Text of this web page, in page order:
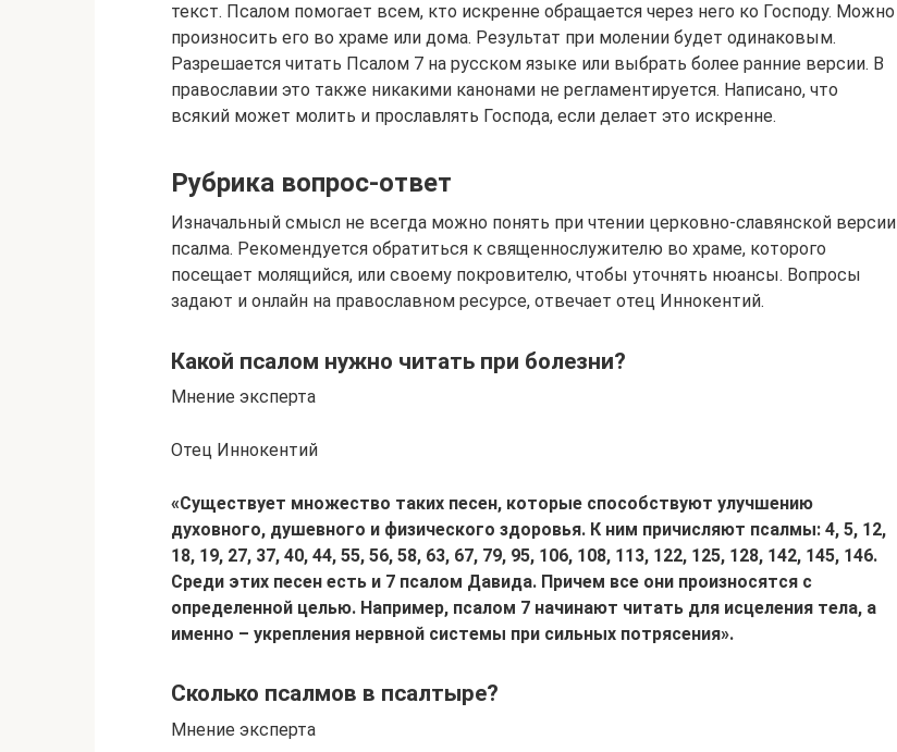
текст. Псалом помогает всем, кто искренне обращается через него ко Господу. Можно
произносить его во храме или дома. Результат при молении будет одинаковым.
Разрешается читать Псалом 7 на русском языке или выбрать более ранние версии. В
православии это также никакими канонами не регламентируется. Написано, что
всякий может молить и прославлять Господа, если делает это искренне.
Рубрика вопрос-ответ
Изначальный смысл не всегда можно понять при чтении церковно-славянской версии
псалма. Рекомендуется обратиться к священнослужителю во храме, которого
посещает молящийся, или своему покровителю, чтобы уточнять нюансы. Вопросы
задают и онлайн на православном ресурсе, отвечает отец Иннокентий.
Какой псалом нужно читать при болезни?
Мнение эксперта
Отец Иннокентий
«Существует множество таких песен, которые способствуют улучшению
духовного, душевного и физического здоровья. К ним причисляют псалмы: 4, 5, 12,
18, 19, 27, 37, 40, 44, 55, 56, 58, 63, 67, 79, 95, 106, 108, 113, 122, 125, 128, 142, 145, 146.
Среди этих песен есть и 7 псалом Давида. Причем все они произносятся с
определенной целью. Например, псалом 7 начинают читать для исцеления тела, а
именно – укрепления нервной системы при сильных потрясения».
Сколько псалмов в псалтыре?
Мнение эксперта